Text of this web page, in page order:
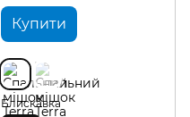
Купити
Блискавка